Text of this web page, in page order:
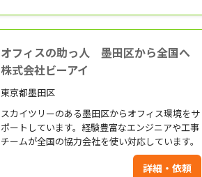
オフィスの助っ人 墨田区から全国へ
株式会社ビーアイ
東京都墨田区
スカイツリーのある墨田区からオフィス環境をサ
ポートしています。経験豊富なエンジニアや工事
チームが全国の協力会社を使い対応しています。
詳細・依頼